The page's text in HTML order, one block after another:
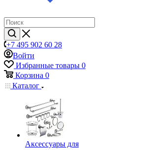
+7 495 902 60 28
Войти
Избранные товары 0
Корзина 0
Каталог
Аксессуары для